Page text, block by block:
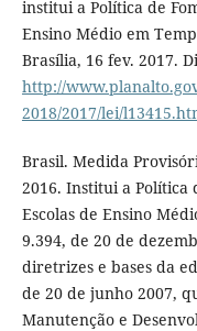
institui a Política de
Ensino Médio em
Brasília, 16 fev. 2017.
http://
2018/2017/lei/
Brasil. Medida
2016. Institui a Política
Escolas de Ensino
9.394, de 20 de
diretrizes e bases da
de 20 de junho 2007,
Manutenção e